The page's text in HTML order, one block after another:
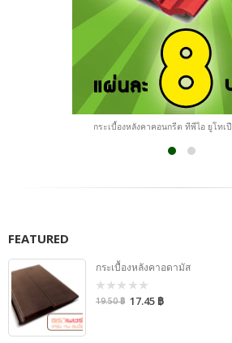
กระเบื้องหลังคาคอนกรีต ทีพีไอ ยูโทเ
FEATURED
กระเบื้องหลังคาอดามัส
0
19.50฿ 17.45 ฿